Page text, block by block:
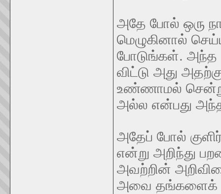
அதே போல் ஒரு
மெழுகினால்
போடுங்கள். அந்த
விட்டு அது
உண்ணாமல் சென்று
அல்ல என்பது அந்த
அதேப் போல்
என்று அறிந்து
அவற்றின்
அவை தங்களைக்